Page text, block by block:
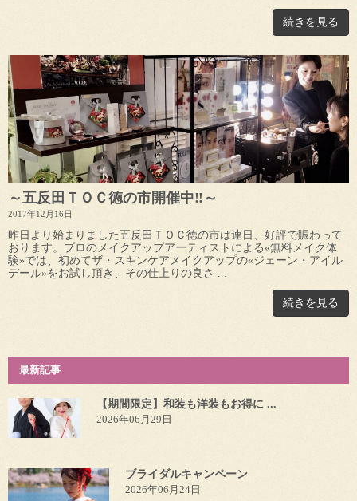
続きを見る
～五反田ＴＯＣ徳の市開催中‼～
2017年12月16日
昨日より始まりました五反田ＴＯＣ徳の市は連日、好評で賑わって
おります。プロのメイクアップアーティストによる«無料メイク体
験»では、初めてザ・スキンケアメイクアップの«ジェーン・アイル
デール»をお試し頂き、その仕上りの良さ ...
続きを見る
最新記事
【期間限定】和装も洋装もお得に ...
2026年06月29日
ブライダルキャンペーン
2026年06月24日